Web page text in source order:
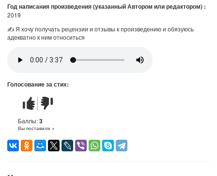
Год написания произведения (указанный Автором или редактором) :
2019
✍ Я хочу получать рецензии и отзывы к произведению и обязуюсь
адекватно к ним относиться
Голосование за стих:
Стих
понравился
Стих
не
понравился
Баллы:3
Вы поставили +